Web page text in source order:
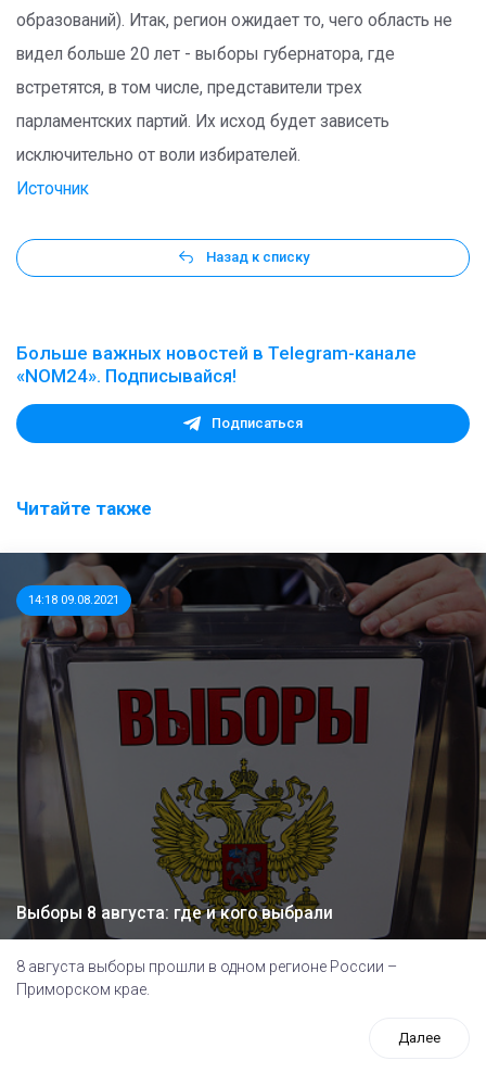
образований). Итак, регион ожидает то, чего область не
видел больше 20 лет - выборы губернатора, где
встретятся, в том числе, представители трех
парламентских партий. Их исход будет зависеть
исключительно от воли избирателей.
Источник
Назад к списку
Больше важных новостей в Telegram-канале
«NOM24». Подписывайся!
Подписаться
Читайте также
14:18 09.08.2021
Выборы 8 августа: где и кого выбрали
8 августа выборы прошли в одном регионе России –
Приморском крае.
Далее